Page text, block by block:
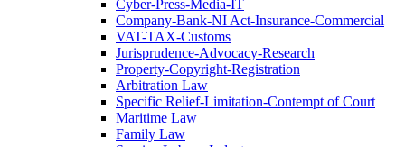
Cyber-Press-Media-IT
Company-Bank-NI Act-Insurance-Commercial
VAT-TAX-Customs
Jurisprudence-Advocacy-Research
Property-Copyright-Registration
Arbitration Law
Specific Relief-Limitation-Contempt of Court
Maritime Law
Family Law